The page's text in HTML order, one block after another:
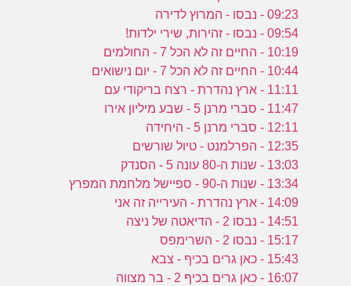
09:23 - נבסו - המרוץ לדירה
09:54 - נבסו - זהירות, שירי ילדות!
10:19 - החיים זה לא הכל 7 - החולמים
10:44 - החיים זה לא הכל 7 - יום נישואים
11:11 - ארץ נהדרת - רצח בריקודי עם
11:47 - סברי מרנן 5 - שבע מיליון אירו
12:11 - סברי מרנן 5 - היחידה
12:35 - הפרלמנט - טיול שורשים
13:03 - שנות ה-80 עונה 5 - הסנדק
13:34 - שנות ה-90 - ספיישל מלחמת המפרץ
14:09 - ארץ נהדרת - העירייה זה אני
14:51 - נבסו 2 - הדיאטה של ניצה
15:17 - נבסו 2 - השרימפס
15:43 - כאן גרים בכיף - צבא
16:07 - כאן גרים בכיף 2 - בר מצווה